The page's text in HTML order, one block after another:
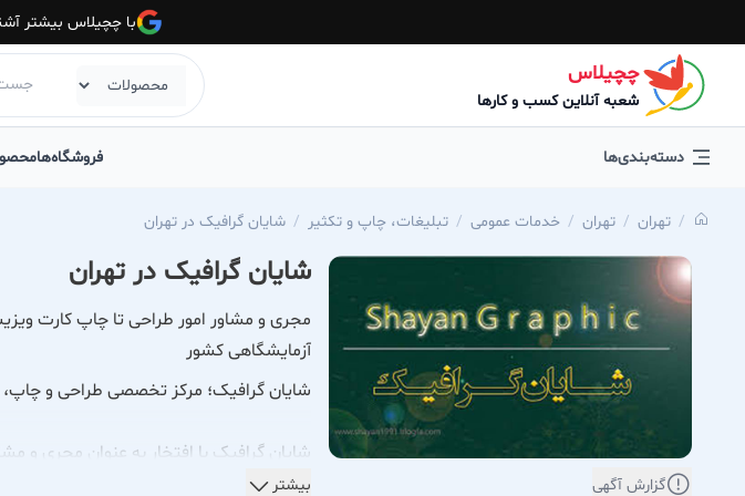
با چچیلاس بیشتر
چچیلاس
شعبه آنلاین کسب و کارها
دسته‌بندی‌ها فروشگاه‌ها
تهران تهران خدمات عمومی تبلیغات، چاپ و تکثیر شایان گرافیک در تهران
گزارش آگهی
شایان گرافیک در تهران
مجری و مشاور امور طراحی تا چاپ کارت
آزمایشگاهی کشور
شایان گرافیک؛ مرکز تخصصی طراحی و چاپ،
شایان گرافیک با افتخار به عنوان مجری و
تخصصی را به ویژه برای مراکز پزشکی،
بیشتر